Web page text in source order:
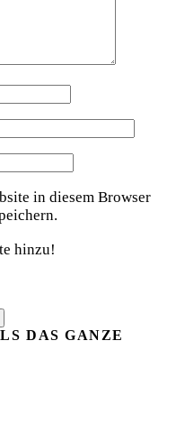
in diesem Browser
hinzu!
DAS GANZE